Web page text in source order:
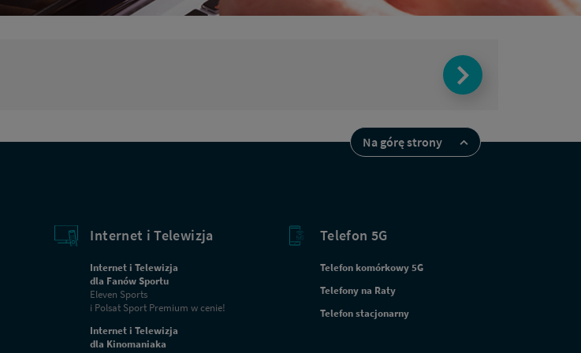
Na górę strony
Internet i Telewizja
Internet i Telewizja
dla Fanów Sportu
Eleven Sports
i Polsat Sport Premium w cenie!
Internet i Telewizja
dla Kinomaniaka
Telefon 5G
Telefon komórkowy 5G
Telefony na Raty
Telefon stacjonarny